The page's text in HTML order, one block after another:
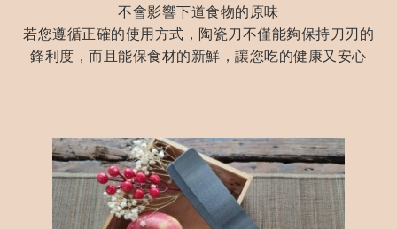
不會影響下道食物的原味
若您遵循正確的使用方式，陶瓷刀不僅能夠保持刀刃的
鋒利度，而且能保食材的新鮮，讓您吃的健康又安心